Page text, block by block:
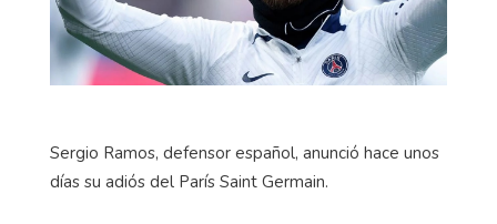
Sergio Ramos, defensor español, anunció hace unos
días su adiós del París Saint Germain.